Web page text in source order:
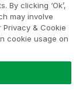
AB. Tüm
By clicking ‘Ok’,
may involve
& Cookie
cookie usage on